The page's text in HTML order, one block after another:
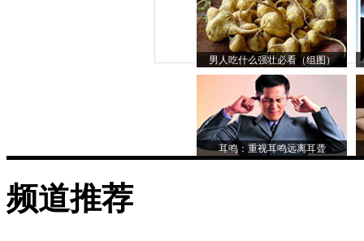
男人吃什么强壮必看（组图）
耳鸣：重视耳鸣远离耳聋
频道推荐